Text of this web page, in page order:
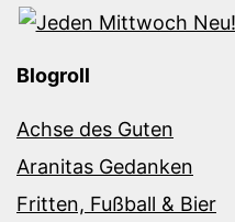
Blogroll
Achse des Guten
Aranitas Gedanken
Fritten, Fußball & Bier